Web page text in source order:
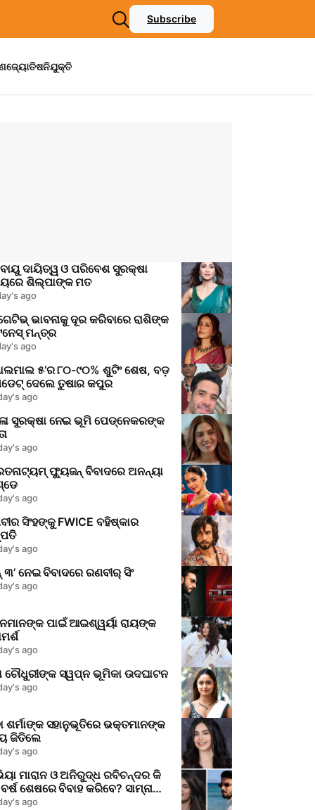
Subscribe
ଜ୍ୟୋତିଷନିଯୁକ୍ତି
ଦାୟିତ୍ୱ ଓ ପରିବେଶ ସୁରକ୍ଷା
ଶିଲ୍ପାଙ୍କ ମତ
ago
ଭାବନାକୁ ଦୂର କରିବାରେ ରାଶିଙ୍କ
ମନ୍ତ୍ର
ago
୫’ର ୮୦-୯୦% ଶୁଟିଂ ଶେଷ, ବଡ଼
ଦେଲେ ତୁଷାର କପୁର
ago
ସୁରକ୍ଷା ନେଇ ଭୂମି ପେଡ୍ନେକରଙ୍କ
ago
ଫ୍ୟୁଜନ୍‌ ବିବାଦରେ ଅନନ୍ୟା
ago
ସିଂହଙ୍କୁ FWICE ବହିଷ୍କାର
ago
୩’ ନେଇ ବିବାଦରେ ରଣବୀର୍‌ ସିଂ
ago
ପାଇଁ ଆଇଶ୍ୱର୍ୟା ରାୟଙ୍କ
ago
ଚୌଧୁରୀଙ୍କ ସ୍ୱପ୍ନ ଭୂମିକା ଉଦଘାଟନ
ago
ହୃଦୟ ଜିତିଲେ
ago
ମାରାନ ଓ ଅନିରୁଦ୍ଧ ରବିଚନ୍ଦର କି
ଶେଷରେ ବିବାହ କରିବେ? ସାମ୍ନାକୁ
ସତ୍ୟ
ago